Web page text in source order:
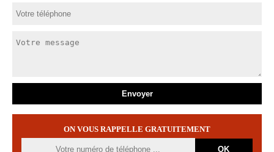
ON VOUS RAPPELLE GRATUITEMENT